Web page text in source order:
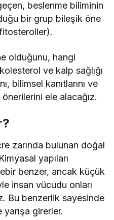
beslenme biliminin
bir grup bileşik öne
olduğunu, hangi
ve kalp sağlığı
bilimsel kanıtlarını ve
ele alacağız.
zarında bulunan doğal
yapıları
benzer, ancak küçük
insan vücudu onları
Bu benzerlik sayesinde
girerler.